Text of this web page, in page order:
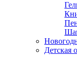
Детская